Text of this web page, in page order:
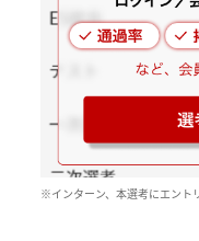
※インターン、本選考にエント